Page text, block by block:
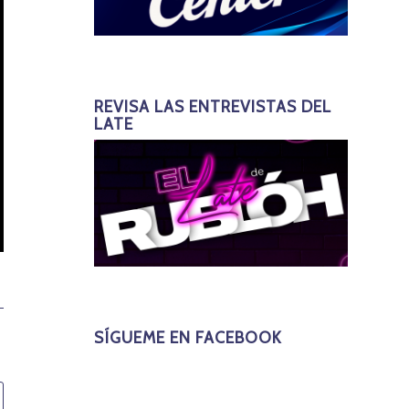
REVISA LAS ENTREVISTAS DEL
LATE
SÍGUEME EN FACEBOOK